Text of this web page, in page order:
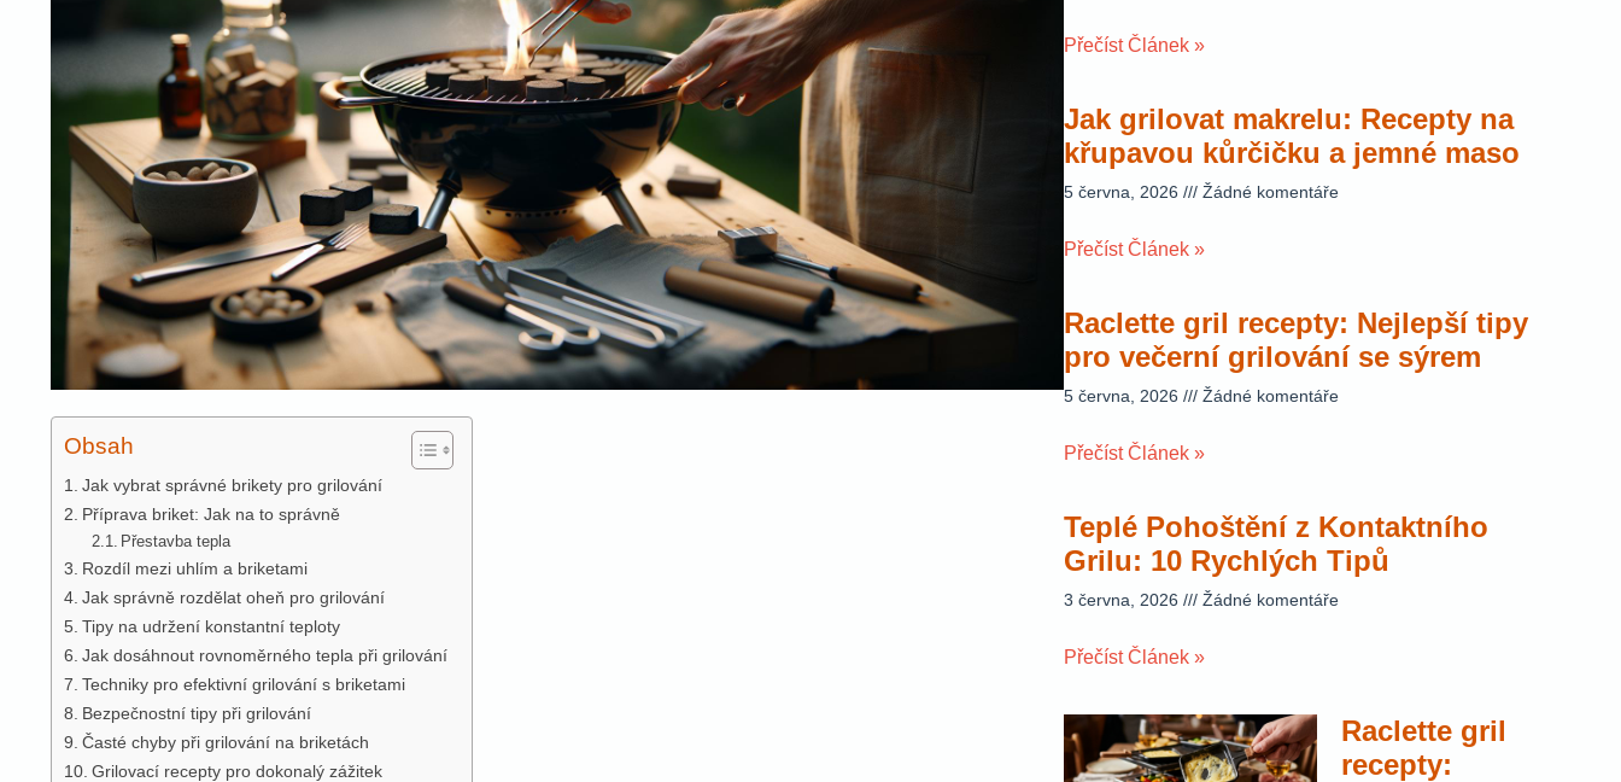
Obsah
Jak vybrat správné brikety pro grilování
Příprava briket: Jak na to správně
Přestavba tepla
Rozdíl mezi uhlím a briketami
Jak správně rozdělat oheň pro grilování
Tipy na udržení konstantní teploty
Jak dosáhnout rovnoměrného tepla při grilování
Techniky pro efektivní grilování s briketami
Bezpečnostní tipy při grilování
Časté chyby při grilování na briketách
Grilovací recepty pro dokonalý zážitek
Přečíst Článek »
Jak grilovat makrelu: Recepty na
křupavou kůrčičku a jemné maso
5 června, 2026 Žádné komentáře
Přečíst Článek »
Raclette gril recepty: Nejlepší tipy
pro večerní grilování se sýrem
5 června, 2026 Žádné komentáře
Přečíst Článek »
Teplé Pohoštění z Kontaktního
Grilu: 10 Rychlých Tipů
3 června, 2026 Žádné komentáře
Přečíst Článek »
Raclette gril
recepty: